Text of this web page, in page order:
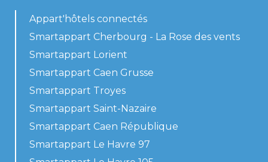
Appart'hôtels connectés
Smartappart Cherbourg - La Rose des vents
Smartappart Lorient
Smartappart Caen Grusse
Smartappart Troyes
Smartappart Saint-Nazaire
Smartappart Caen République
Smartappart Le Havre 97